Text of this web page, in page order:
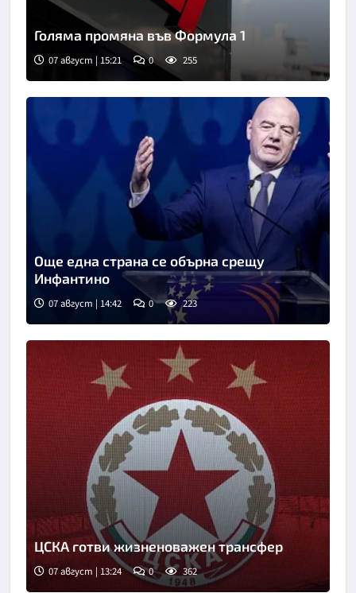
Голяма промяна във Формула 1
07 август | 15:21 0 255
Още една страна се обърна срещу
Инфантино
07 август | 14:42 0 223
Снимка: БГНЕС
ЦСКА готви жизненоважен трансфер
07 август | 13:24 0 362